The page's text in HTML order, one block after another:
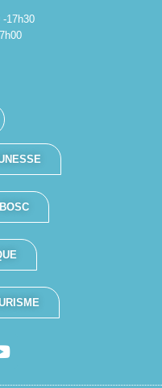
-17h30